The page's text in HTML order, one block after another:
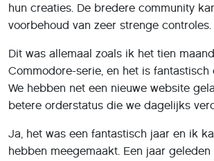
hun creaties. De bredere community
voorbehoud van zeer strenge controles.
Dit was allemaal zoals ik het tien
Commodore-serie, en het is
We hebben net een nieuwe website
betere orderstatus die we dagelijks
Ja, het was een fantastisch jaar en ik
hebben meegemaakt. Een jaar